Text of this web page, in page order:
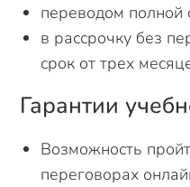
переводом полной
в рассрочку без
срок от трех
Гарантии
Возможность
переговорах